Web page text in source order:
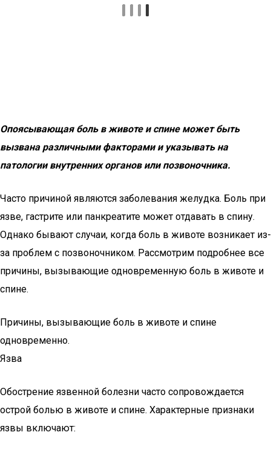
Опоясывающая боль в животе и спине может быть
вызвана различными факторами и указывать на
патологии внутренних органов или позвоночника.
Часто причиной являются заболевания желудка. Боль при
язве, гастрите или панкреатите может отдавать в спину.
Однако бывают случаи, когда боль в животе возникает из-
за проблем с позвоночником. Рассмотрим подробнее все
причины, вызывающие одновременную боль в животе и
спине.
Причины, вызывающие боль в животе и спине
одновременно.
Язва
Обострение язвенной болезни часто сопровождается
острой болью в животе и спине. Характерные признаки
язвы включают: